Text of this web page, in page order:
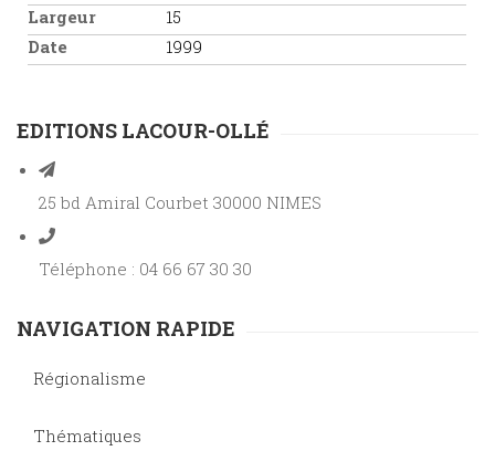
Largeur
15
Date
1999
EDITIONS LACOUR-OLLÉ
25 bd Amiral Courbet 30000 NIMES
Téléphone : 04 66 67 30 30
NAVIGATION RAPIDE
Régionalisme
Thématiques